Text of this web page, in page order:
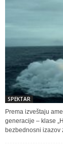
SPEKTAR
Prema izveštaju
generacije – klase
bezbednosni izazov